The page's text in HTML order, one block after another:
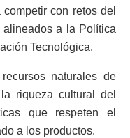
con retos del
a la Política
Tecnológica.
naturales de
riqueza cultural del
que respeten el
a los productos.